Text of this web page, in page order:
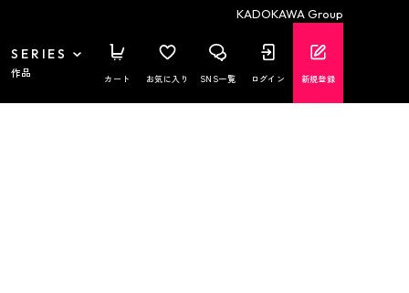
KADOKAWA Group
SERIES
作品 カート お気に入り SNS一覧 ログイン 新規登録